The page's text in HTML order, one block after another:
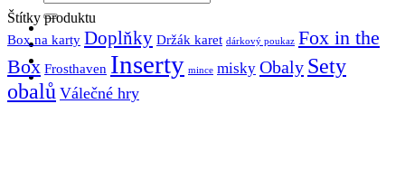
Štítky produktu
Box na karty Doplňky Držák karet dárkový poukaz Fox in the
Box Frosthaven Inserty mince misky Obaly Sety
obalů Válečné hry